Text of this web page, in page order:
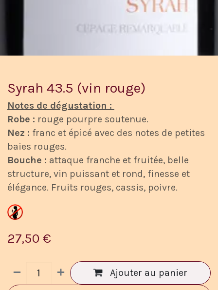
Syrah 43.5 (vin rouge)
Notes de dégustation :
Robe : rouge pourpre soutenue.
Nez : franc et épicé avec des notes de petites
baies rouges.
Bouche : attaque franche et fruitée, belle
structure, vin puissant et rond, finesse et
élégance. Fruits rouges, cassis, poivre.
27,50 €
Ajouter au panier